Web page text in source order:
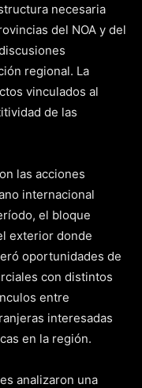
necesaria
del NOA y del
regional. La
vinculados al
de las
las acciones
internacional
el bloque
exterior donde
oportunidades de
con distintos
entre
interesadas
en la región.
analizaron una